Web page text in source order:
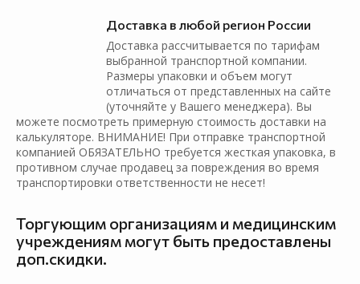
Доставка в любой регион России
Доставка рассчитывается по тарифам
выбранной транспортной компании.
Размеры упаковки и объем могут
отличаться от представленных на сайте
(уточняйте у Вашего менеджера). Вы
можете посмотреть примерную стоимость доставки на
калькуляторе. ВНИМАНИЕ! При отправке транспортной
компанией ОБЯЗАТЕЛЬНО требуется жесткая упаковка, в
противном случае продавец за повреждения во время
транспортировки ответственности не несет!
Торгующим организациям и медицинским
учреждениям могут быть предоставлены
доп.скидки.